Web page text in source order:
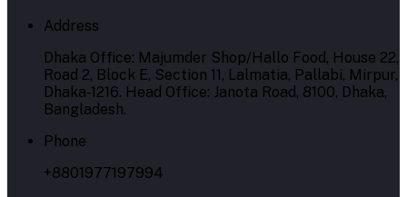
Address
Dhaka Office: Majumder Shop/Hallo Food, House 22,
Road 2, Block E, Section 11, Lalmatia, Pallabi, Mirpur,
Dhaka-1216. Head Office: Janota Road, 8100, Dhaka,
Bangladesh.
Phone
+8801977197994